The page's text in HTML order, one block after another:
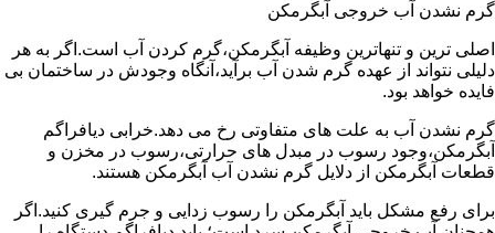
گرم نشدن آب خروجی آبگرمکن
اصلی ترین و تنهاترین وظیفه آبگرمکن،گرم کردن آب است.اگر به هر
دلیلی نتواند از عهده گرم شدن آب برآید،آنگاه وجودش در ساختمان بی
فایده خواهد بود.
گرم نشدن آب به علت های متفاوتی رخ می دهد.خرابی دیافراگم
آبگرمکن،وجود رسوب در مبدل های حرارتی،رسوب در مخزن و
قطعات آبگرمکن از دلایل گرم نشدن آب آبگرمکن هستند.
برای رفع مشکل باید آبگرمکن را رسوب زدایی و جرم گیری کنید.اگر